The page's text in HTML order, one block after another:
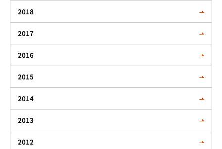
2018
2017
2016
2015
2014
2013
2012